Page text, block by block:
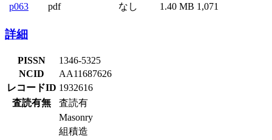
p063
pdf なし 1.40 MB 1,071
詳細
PISSN
1346-5325
NCID
AA11687626
レコードID 1932616
査読有無
査読有
Masonry
組積造